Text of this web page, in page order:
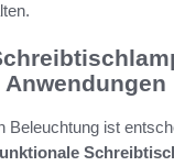
Beleuchtung ist